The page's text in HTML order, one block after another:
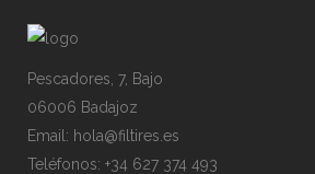
Pescadores, 7, Bajo
06006 Badajoz
Email: hola@filtires.es
Teléfonos: +34 627 374 493